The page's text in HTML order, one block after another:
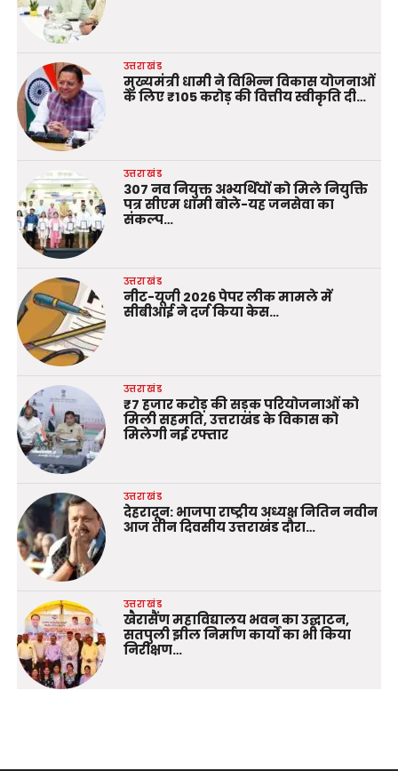
उत्तराखंड
मुख्यमंत्री धामी ने विभिन्न विकास योजनाओं
के लिए ₹105 करोड़ की वित्तीय स्वीकृति दी…
उत्तराखंड
307 नव नियुक्त अभ्यर्थियों को मिले नियुक्ति
पत्र सीएम धामी बोले-यह जनसेवा का
संकल्प…
उत्तराखंड
नीट-यूजी 2026 पेपर लीक मामले में
सीबीआई ने दर्ज किया केस…
उत्तराखंड
₹7 हजार करोड़ की सड़क परियोजनाओं को
मिली सहमति, उत्तराखंड के विकास को
मिलेगी नई रफ्तार
उत्तराखंड
देहरादून: भाजपा राष्ट्रीय अध्यक्ष नितिन नवीन
आज तीन दिवसीय उत्तराखंड दौरा…
उत्तराखंड
खैरासैंण महाविद्यालय भवन का उद्घाटन,
सतपुली झील निर्माण कार्यों का भी किया
निरीक्षण…